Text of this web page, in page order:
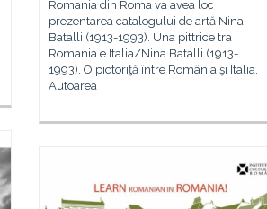
Romania din Roma va avea loc
prezentarea catalogului de artă Nina
Batalli (1913-1993). Una pittrice tra
Romania e Italia/Nina Batalli (1913-
1993). O pictoriţă între România şi Italia.
Autoarea